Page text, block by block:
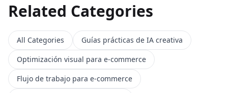
Related Categories
All Categories
Guías prácticas de IA creativa
Optimización visual para e-commerce
Flujo de trabajo para e-commerce